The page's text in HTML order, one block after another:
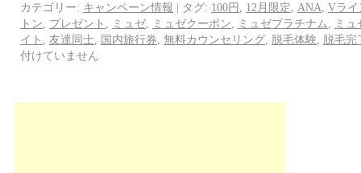
カテゴリー: キャンペーン情報 | タグ: 100円 12月限定 ANA Vライ
トン
プレゼント ミュゼ ミュゼクーポン ミュゼプラチナム
ミュ
イト
友達同士 国内旅行券 無料カウンセリング 脱毛体験
脱毛完
付けていません